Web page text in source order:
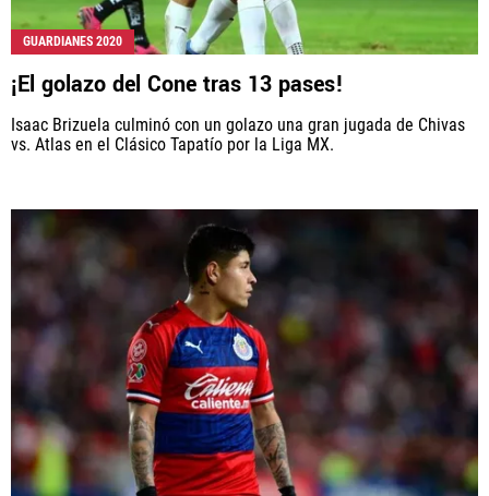
GUARDIANES 2020
¡El golazo del Cone tras 13 pases!
Isaac Brizuela culminó con un golazo una gran jugada de Chivas
vs. Atlas en el Clásico Tapatío por la Liga MX.